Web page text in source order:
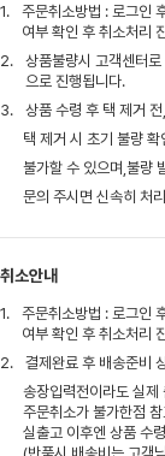
1.
주문취소방법 : 로그인
여부 확인 후 취소처리
2.
상품불량시 고객센터
으로 진행됩니다.
3.
상품 수령 후 택 제거
택 제거 시 초기 불량
불가할 수 있으며,불량
문의 주시면 신속히 처
취소안내
1.
주문취소방법 : 로그인
여부 확인 후 취소처리
2.
결제완료 후 배송준비
송장입력전이라도 실제
주문취소가 불가한점 참
실출고 이후엔 상품 수